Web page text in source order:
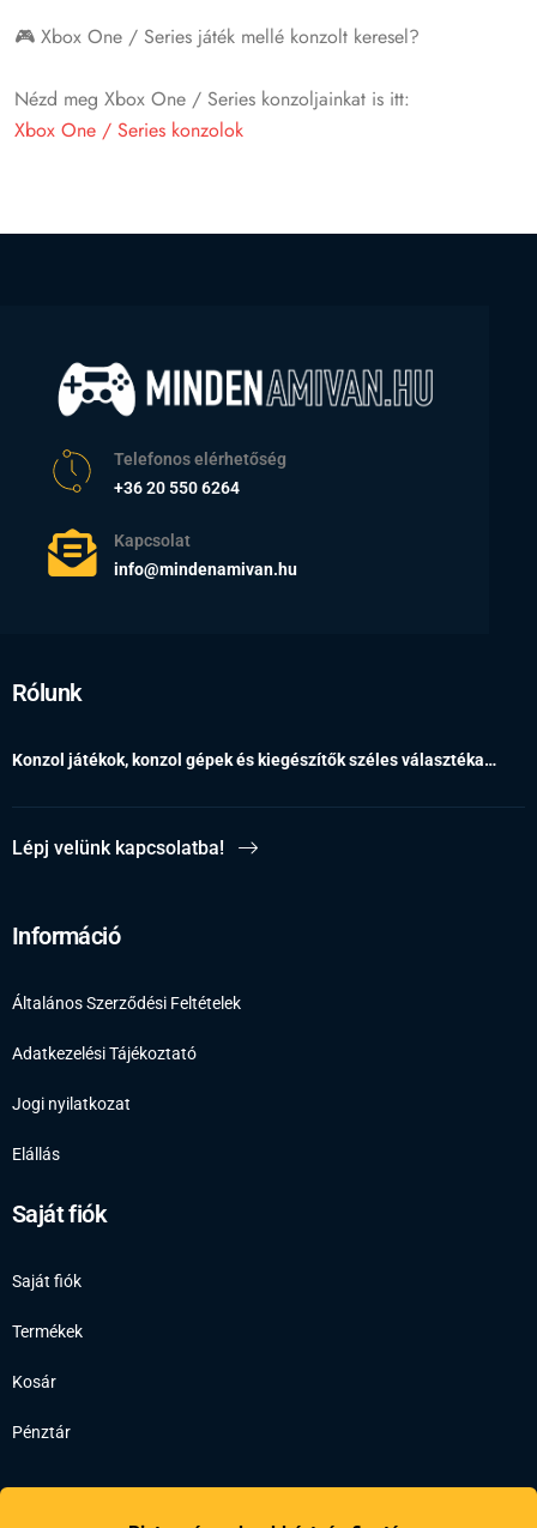
🎮 Xbox One / Series játék mellé konzolt keresel?
Nézd meg Xbox One / Series konzoljainkat is itt:
Xbox One / Series konzolok
Telefonos elérhetőség
+36 20 550 6264
Kapcsolat
info@mindenamivan.hu
Rólunk
Konzol játékok, konzol gépek és kiegészítők széles választéka…
Lépj velünk kapcsolatba!
Információ
Általános Szerződési Feltételek
Adatkezelési Tájékoztató
Jogi nyilatkozat
Elállás
Saját fiók
Saját fiók
Termékek
Kosár
Pénztár